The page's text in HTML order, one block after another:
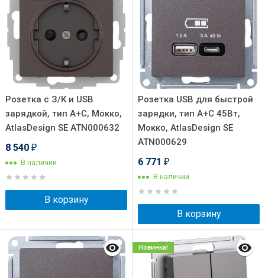
Розетка с З/К и USB
зарядкой, тип А+C, Мокко,
AtlasDesign SE ATN000632
8 540 ₽
В наличии
В корзину
Розетка USB для быстрой
зарядки, тип A+C 45Вт,
Мокко, AtlasDesign SE
ATN000629
6 771 ₽
В наличии
В корзину
Новинка!